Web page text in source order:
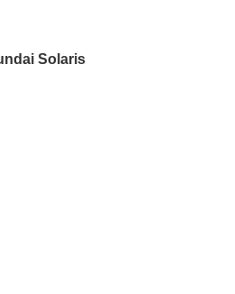
Solaris